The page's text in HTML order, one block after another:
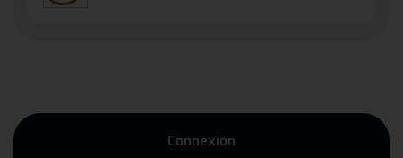
Connexion